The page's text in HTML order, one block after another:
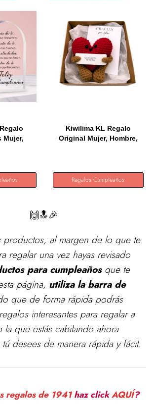
Mujer,
Kiwilima KL Regalo
Original Mujer, Hombre,
Regalos Cumpleaños
🙌🔝🎉
productos, al margen de lo que te
regalaruna vez hayas revisado
para cumpleañosque te
página, utiliza la barra de
que de forma rápida podrás
interesantes para regalar a
la que estás cabilando ahora
desees de manera rápida y fácil.
regalos de 1941haz clickAQUÍ?